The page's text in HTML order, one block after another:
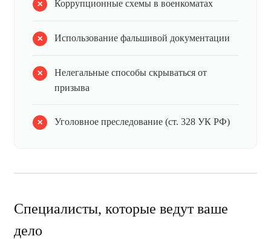
Коррупционные схемы в военкоматах
Использование фальшивой документации
Нелегальные способы скрываться от
призыва
Уголовное преследование (ст. 328 УК РФ)
Специалисты, которые ведут ваше
дело